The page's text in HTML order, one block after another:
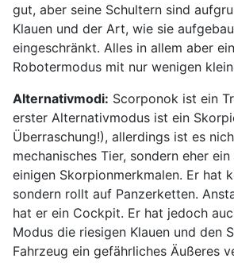
gut, aber seine Schultern sind
Klauen und der Art, wie sie
eingeschränkt. Alles in allem aber
Robotermodus mit nur wenigen
Alternativmodi: Scorponok ist ein
erster Alternativmodus ist ein
Überraschung!), allerdings ist es
mechanisches Tier, sondern eher
einigen Skorpionmerkmalen. Er hat
sondern rollt auf Panzerketten.
hat er ein Cockpit. Er hat jedoch
Modus die riesigen Klauen und den
Fahrzeug ein gefährliches Äußeres